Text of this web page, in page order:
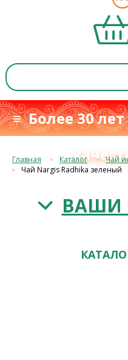
≡ Более 30
Главная Каталог
Чай
Чай Nargis Radhika зеленый
ВАШИ